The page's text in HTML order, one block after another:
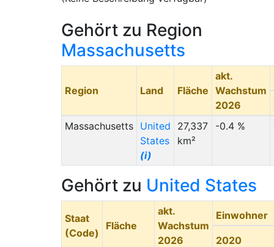
Gehört zu Region
Massachusetts
Region Land Fläche
akt.
Wachstum
2026
Massachusetts
United
States
(i)
27,337
km²
-0.4 %
Gehört zu United States
Staat
(Code)
Fläche
akt.
Wachstum
2026
Einwohner
2020